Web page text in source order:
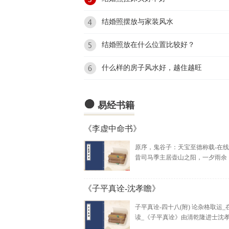
结婚照摆放与家装风水
结婚照放在什么位置比较好？
什么样的房子风水好，越住越旺
 易经书籍
《李虚中命书》
原序，鬼谷子：天宝至德称载-在
昔司马季主居壶山之阳，一夕雨余
《子平真诠-沈孝瞻》
子平真诠-四十八(附) 论杂格取运_
读_《子平真诠》由清乾隆进士沈